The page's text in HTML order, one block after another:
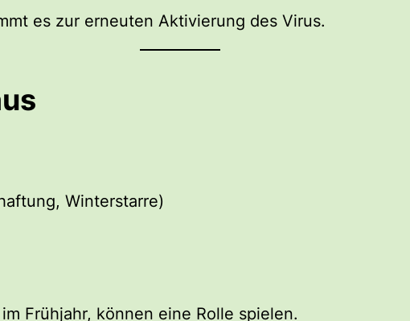
es zur erneuten Aktivierung des Virus.
Winterstarre)
Frühjahr, können eine Rolle spielen.